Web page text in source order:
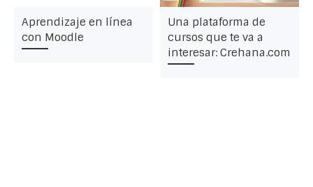
Aprendizaje en línea
con Moodle
Una plataforma de
cursos que te va a
interesar: Crehana.com